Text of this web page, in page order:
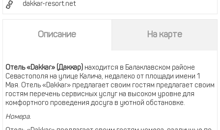
dakkar-resort.net
Описание На карте
Отель «Dakkar» (Даккар) находится в Балаклавском районе
Севастополя на улице Калича, недалеко от площади имени 1
Мая. Отель «Dakkar» предлагает своим гостям предлагает своим
гостям перечень сервисных услуг на высоком уровне для
комфортного проведения досуга в уютной обстановке.
Номера.